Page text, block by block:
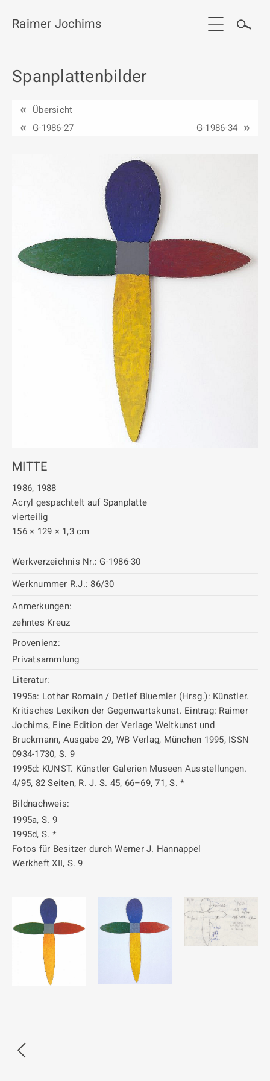
Start
Werkgruppen / Work groups
Raimer Jochims
Spanplattenbilder
Übersicht
G-1986-27
G-1986-34
MITTE
1986, 1988
Acryl gespachtelt auf Spanplatte
vierteilig
156 × 129 × 1,3 cm
Werkverzeichnis Nr.: G-1986-30
Werknummer R.J.: 86/30
Anmerkungen:
zehntes Kreuz
Provenienz:
Privatsammlung
Literatur:
1995a: Lothar Romain / Detlef Bluemler (Hrsg.): Künstler.
Kritisches Lexikon der Gegenwartskunst. Eintrag: Raimer
Jochims, Eine Edition der Verlage Weltkunst und
Bruckmann, Ausgabe 29, WB Verlag, München 1995, ISSN
0934-1730, S. 9
1995d: KUNST. Künstler Galerien Museen Ausstellungen.
4/95, 82 Seiten, R. J. S. 45, 66–69, 71, S. *
Bildnachweis:
1995a, S. 9
1995d, S. *
Fotos für Besitzer durch Werner J. Hannappel
Werkheft XII, S. 9